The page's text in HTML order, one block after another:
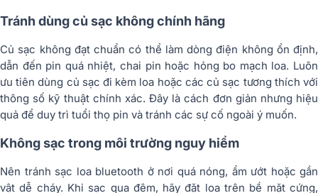
Tránh dùng củ sạc không chính hãng
Củ sạc không đạt chuẩn có thể làm dòng điện không ổn định,
dẫn đến pin quá nhiệt, chai pin hoặc hỏng bo mạch loa. Luôn
ưu tiên dùng củ sạc đi kèm loa hoặc các củ sạc tương thích với
thông số kỹ thuật chính xác. Đây là cách đơn giản nhưng hiệu
quả để duy trì tuổi thọ pin và tránh các sự cố ngoài ý muốn.
Không sạc trong môi trường nguy hiểm
Nên tránh sạc loa bluetooth ở nơi quá nóng, ẩm ướt hoặc gần
vật dễ cháy. Khi sạc qua đêm, hãy đặt loa trên bề mặt cứng,